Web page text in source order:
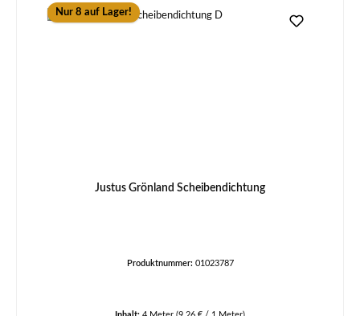
Nur 8 auf Lager!
Justus Grönland Scheibendichtung
Produktnummer: 01023787